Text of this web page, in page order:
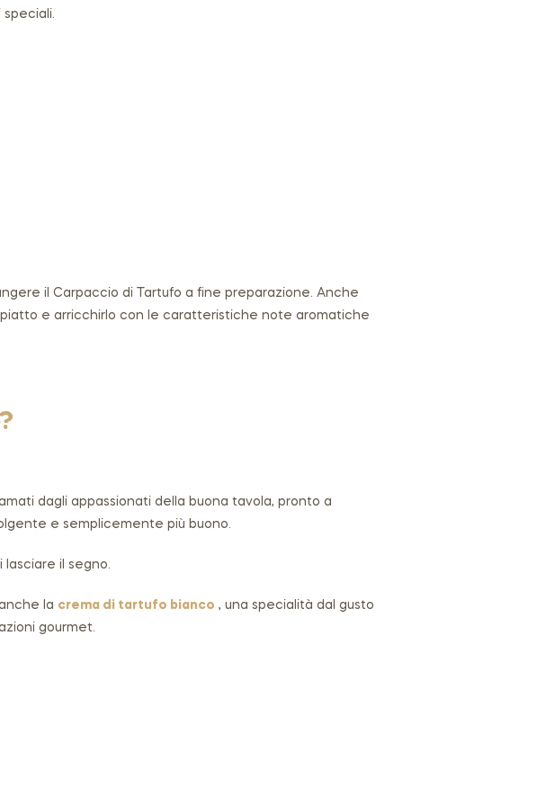
il Carpaccio di Tartufo a fine preparazione. Anche
e arricchirlo con le caratteristiche note aromatiche
dagli appassionati della buona tavola, pronto a
e semplicemente più buono.
il segno.
la crema di tartufo bianco , una specialità dal gusto
gourmet.